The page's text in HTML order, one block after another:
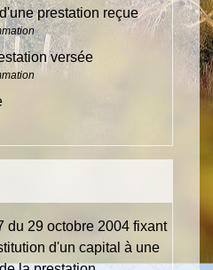
prestation reçue
versée
du 29 octobre 2004 fixant
d'un capital à une